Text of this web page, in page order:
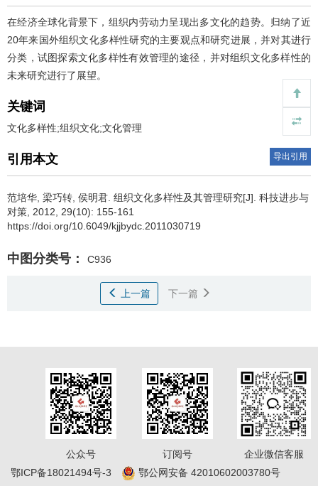
在经济全球化背景下，组织内劳动力呈现出多文化的趋势。归纳了近
20年来国外组织文化多样性研究的主要观点和研究进展，并对其进行
分类，试图探索文化多样性有效管理的途径，并对组织文化多样性的
未来研究进行了展望。
关键词
文化多样性;组织文化;文化管理
引用本文 导出引用
范培华 梁巧转 侯明君 组织文化多样性及其管理研究[J]. 科技进步与
对策, 2012, 29(10): 155-161
https://doi.org/10.6049/kjjbydc.2011030719
中图分类号： C936
上一篇 下一篇
公众号 订阅号
企业微信客服
鄂ICP备18021494号-3
鄂公网安备 42010602003780号